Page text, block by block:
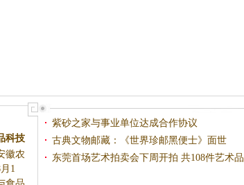
科技
徽农
1
紫砂之家与事业单位达成合作协议
古典文物邮藏：《世界珍邮黑便士》面世
东莞首场艺术拍卖会下周开拍 共108件艺术品